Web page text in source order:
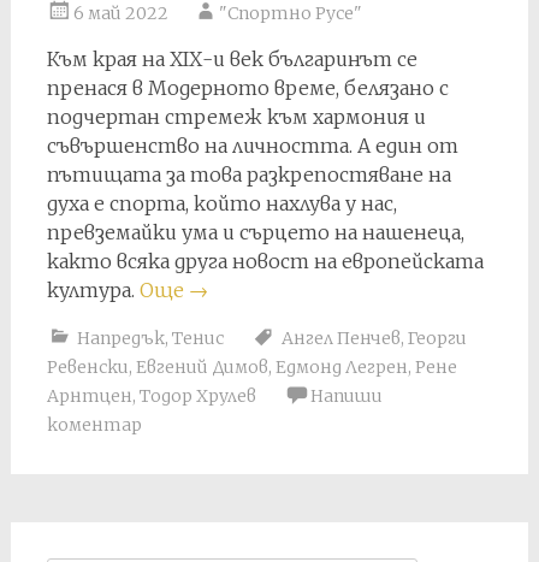
6 май 2022 "Спортно Русе"
Към края на ХІХ-и век българинът се
пренася в Модерното време, белязано с
подчертан стремеж към хармония и
съвършенство на личността. А един от
пътищата за това разкрепостяване на
духа е спорта, който нахлува у нас,
превземайки ума и сърцето на нашенеца,
както всяка друга новост на европейската
култура. Още →
Напредък, Тенис Ангел Пенчев, Георги
Ревенски, Евгений Димов, Едмонд Легрен, Рене
Арнтцен, Тодор Хрулев
Напиши
коментар